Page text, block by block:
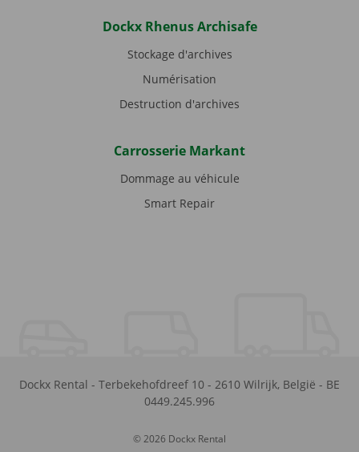
Dockx Rhenus Archisafe
Stockage d'archives
Numérisation
Destruction d'archives
Carrosserie Markant
Dommage au véhicule
Smart Repair
Dockx Rental - Terbekehofdreef 10 - 2610 Wilrijk, België - BE
0449.245.996
© 2026 Dockx Rental